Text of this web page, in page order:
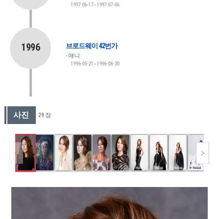
1997-06-17~1997-07-06
1996 브로드웨이 42번가
애니
1996-05-21~1996-06-30
사진 29 장